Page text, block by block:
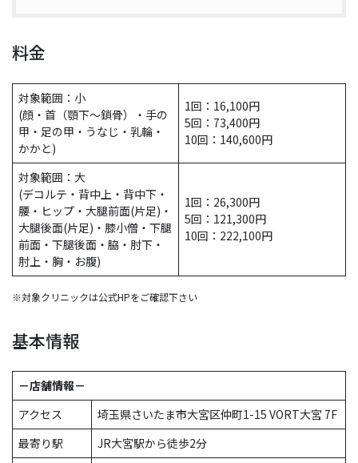
料金
対象範囲：小
(顔・首（顎下～鎖骨）・手の
甲・足の甲・うなじ・乳輪・
かかと)
1回：16,100円
5回：73,400円
10回：140,600円
対象範囲：大
(デコルテ・背中上・背中下・
腰・ヒップ・大腿前面(片足)・
大腿後面(片足)・膝小僧・下腿
前面・下腿後面・脇・肘下・
肘上・胸・お腹)
1回：26,300円
5回：121,300円
10回：222,100円
※対象クリニックは公式HPをご確認下さい
基本情報
－店舗情報－
アクセス
埼玉県さいたま市大宮区仲町1-15 VORT大宮 7F
最寄り駅
JR大宮駅から徒歩2分